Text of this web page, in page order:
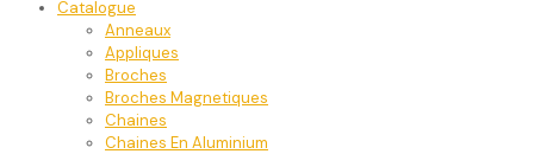
Catalogue
Anneaux
Appliques
Broches
Broches Magnetiques
Chaines
Chaines En Aluminium